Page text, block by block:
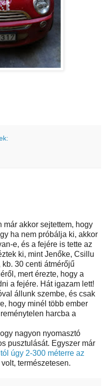
már akkor sejtettem, hogy
ha nem próbálja ki, akkor
e, és a fejére is tette az
ki, mint Jenőke, Csillu
30 centi átmérőjű
mert érezte, hogy a
a fejére. Hát igazam lett!
állunk szembe, és csak
hogy minél több ember
harcba a
nagyon nyomasztó
pusztulását. Egyszer már
úgy 2-300 méterre az
természetesen.